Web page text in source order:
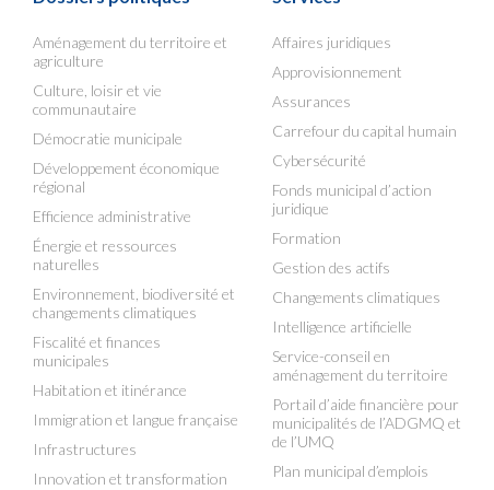
Aménagement du territoire et
agriculture
Culture, loisir et vie
communautaire
Démocratie municipale
Développement économique
régional
Efficience administrative
Énergie et ressources
naturelles
Environnement, biodiversité et
changements climatiques
Fiscalité et finances
municipales
Habitation et itinérance
Immigration et langue française
Infrastructures
Innovation et transformation
Affaires juridiques
Approvisionnement
Assurances
Carrefour du capital humain
Cybersécurité
Fonds municipal d’action
juridique
Formation
Gestion des actifs
Changements climatiques
Intelligence artificielle
Service-conseil en
aménagement du territoire
Portail d’aide financière pour
municipalités de l’ADGMQ et
de l’UMQ
Plan municipal d’emplois